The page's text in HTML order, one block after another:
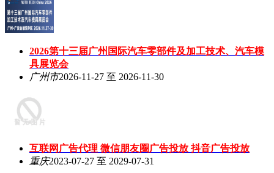
2026第十三届广州国际汽车零部件及加工技术、汽车模
具展览会
广州市2026-11-27 至 2026-11-30
互联网广告代理 微信朋友圈广告投放 抖音广告投放
重庆2023-07-27 至 2029-07-31